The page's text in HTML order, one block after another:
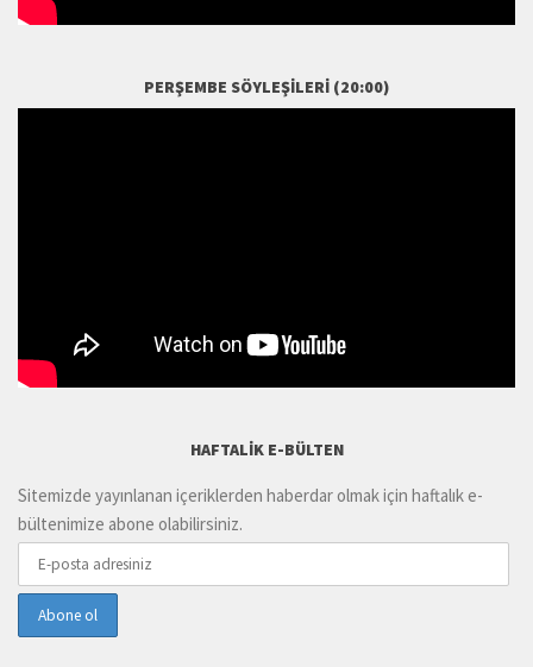
PERŞEMBE SÖYLEŞILERI (20:00)
HAFTALIK E-BÜLTEN
Sitemizde yayınlanan içeriklerden haberdar olmak için haftalık e-
bültenimize abone olabilirsiniz.